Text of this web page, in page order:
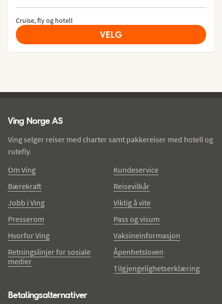
Cruise, fly og hotell
VELG
Ving Norge AS
Ving selger reiser med charter samt pakkereiser med hotell og
rutefly.
Om Ving
Bærekraft
Jobb i Ving
Presserom
Hvorfor Ving
Retningslinjer for sosiale
medier
Kundeservice
Reisevilkår
Viktig å vite
Pass og visum
Vaksineinformasjon
Åpenhetsloven
Tilgjengelighetserklæring
Betalingsalternativer